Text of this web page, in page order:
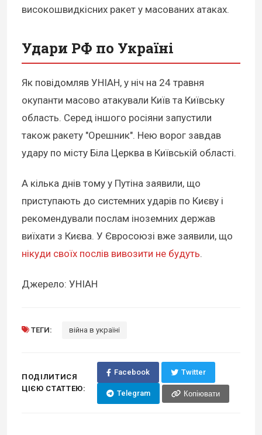
високошвидкісних ракет у масованих атаках.
Удари РФ по Україні
Як повідомляв УНІАН, у ніч на 24 травня
окупанти масово атакували Київ та Київську
область. Серед іншого росіяни запустили
також ракету "Орешник". Нею ворог завдав
удару по місту Біла Церква в Київській області.
А кілька днів тому у Путіна заявили, що
приступають до системних ударів по Києву і
рекомендували послам іноземних держав
виїхати з Києва. У Євросоюзі вже заявили, що
нікуди своїх послів вивозити не будуть.
Джерело: УНІАН
ТЕГИ: війна в україні
ПОДІЛИТИСЯ
ЦІЄЮ СТАТТЕЮ:
Facebook Twitter
Telegram Копіювати